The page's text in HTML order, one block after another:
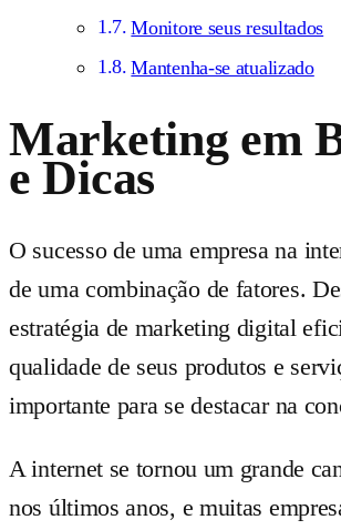
Monitore seus resultados
Mantenha-se atualizado
Marketing em
e Dicas
O sucesso de uma empresa na
de uma combinação de fatores.
estratégia de marketing digital
qualidade de seus produtos e
importante para se destacar na
A internet se tornou um grande
nos últimos anos, e muitas